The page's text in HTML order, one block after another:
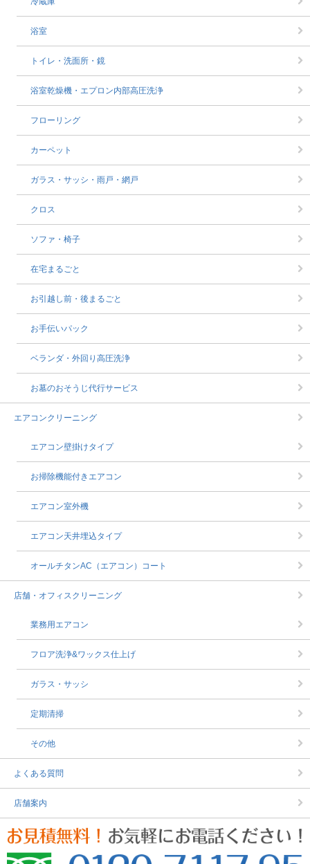
浴室
トイレ・洗面所・鏡
浴室乾燥機・エプロン内部高圧洗浄
フローリング
カーペット
ガラス・サッシ・雨戸・網戸
クロス
ソファ・椅子
在宅まるごと
お引越し前・後まるごと
お手伝いパック
ベランダ・外回り高圧洗浄
お墓のおそうじ代行サービス
エアコンクリーニング
エアコン壁掛けタイプ
お掃除機能付きエアコン
エアコン室外機
エアコン天井埋込タイプ
オールチタンAC（エアコン）コート
店舗・オフィスクリーニング
業務用エアコン
フロア洗浄&ワックス仕上げ
ガラス・サッシ
定期清掃
その他
よくある質問
店舗案内